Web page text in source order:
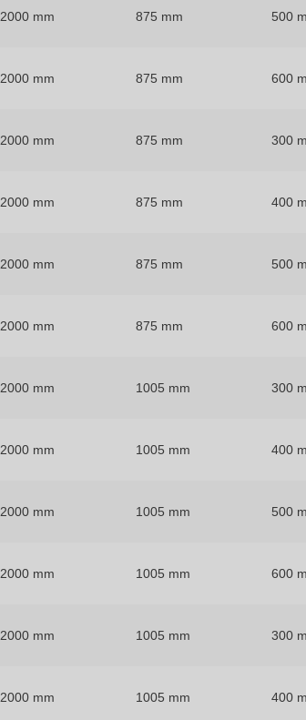
2000 mm 875 mm 500
2000 mm 875 mm 600
2000 mm 875 mm 300
2000 mm 875 mm 400
2000 mm 875 mm 500
2000 mm 875 mm 600
2000 mm 1005 mm 300
2000 mm 1005 mm 400
2000 mm 1005 mm 500
2000 mm 1005 mm 600
2000 mm 1005 mm 300
2000 mm 1005 mm 400